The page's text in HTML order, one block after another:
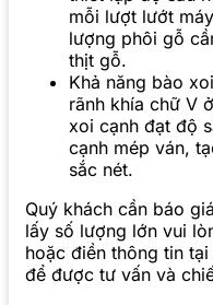
mỗi lượt lướt
lượng phôi gỗ
thịt gỗ.
Khả năng bào
rãnh khía chữ V
xoi cạnh đạt độ
cạnh mép ván,
sắc nét.
Quý khách cần báo
lấy số lượng lớn vui
hoặc điền thông tin tại
để được tư vấn và